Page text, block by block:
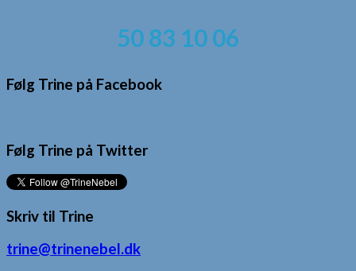
50 83 10 06
Følg Trine på Facebook
Følg Trine på Twitter
Skriv til Trine
trine@trinenebel.dk